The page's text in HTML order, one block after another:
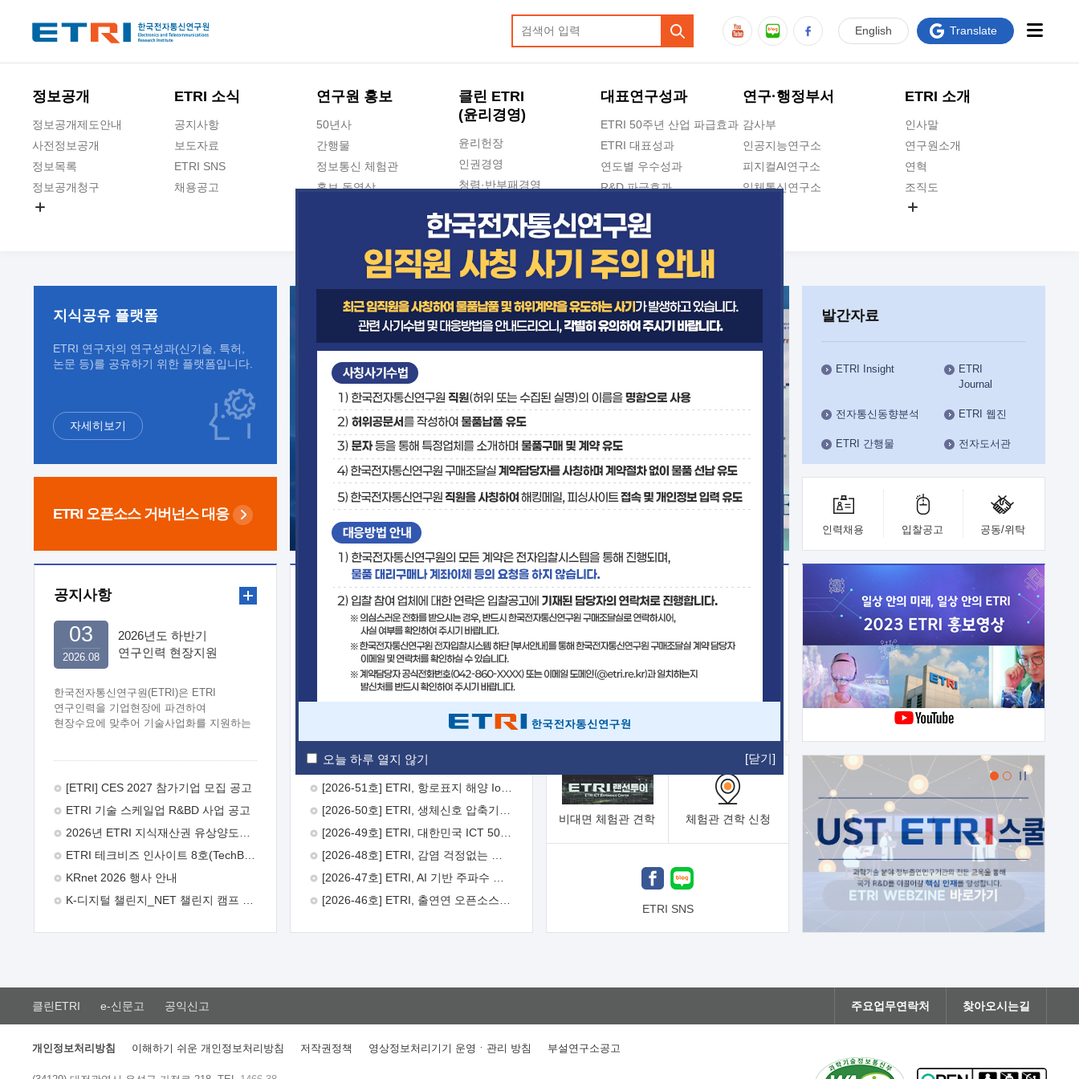
오늘 하루 열지 않기 [닫기]
정보공개
정보공개제도안내
사전정보공개
정보목록
정보공개청구
ETRI 소식
공지사항
보도자료
ETRI SNS
채용공고
연구원 홍보
50년사
간행물
정보통신 체험관
홍보 동영상
클린 ETRI
(윤리경영)
윤리헌장
인권경영
청렴·반부패경영
청렴포털 신고
수의계약 현황
부패징계 현황
감사결과공개
대표연구성과
ETRI 50주년 산업 파급효과
ETRI 대표성과
연도별 우수성과
R&D 파급효과
지식공유플랫폼
연구·행정부서
감사부
인공지능연구소
피지컬AI연구소
입체통신연구소
인공지능안전연구소
우주항공반도체전략연구단
대경권연구본부
호남권연구본부
기획본부
사업화본부
행정본부
대외협력부
ETRI 소개
인사말
연구원소개
연혁
조직도
ETRI CI
English Translate
지식공유 플랫폼
ETRI 연구자의 연구성과(신기술, 특허,
논문 등)를 공유하기 위한 플랫폼입니다.
자세히보기
ETRI 오픈소스 거버넌스 대응
발간자료
ETRI Insight
ETRI
Journal
전자통신동향분석 ETRI 웹진
ETRI 간행물 전자도서관
인력채용 입찰공고 공동/위탁
공지사항
2026년도 하반기
연구인력 현장지원
한국전자통신연구원(ETRI)은 ETRI
연구인력을 기업현장에 파견하여
현장수요에 맞추어 기술사업화를 지원하는
주시기 바랍니다. 2026년 8월
추진목적: ETRI 인력을 기업현장에 파견.
기술지원을 실시함으로써 ETRI 개발기술의
극대화하고, 지원기업을 강견기업으로
육성하고자 함.  신청자격: ETRI
ETRI 창업/연구소기업, 기술이전/출자기업
(2 ~ 3년차) 연봉의 40%  추진일정(1)
희망기업 신청/접수(2)희망인력-희망기업
매칭(3)현장조사/ 선정(심의)(4)협약체결
26일 9월초순 9월 중순 10월 이후*
2026.08
03
[ETRI] CES 2027 참가기업 모집 공고
ETRI 기술 스케일업 R&BD 사업 공고
ETRI 테크비즈 인사이트 8호(TechBiz Insight Vol.8) 발간
KRnet 2026 행사 안내
보도자료
[2026-52호] ETRI, ITU-T 자율주행차 국제표준화 주도한다
기술사업화플랫폼/기술이전
기술예고 중소기업 지원
보유특허 이전가능 기술
융합기술연구생산센터 반도체실험실
비대면 체험관 견학 체험관 견학 신청
ETRI SNS
클린ETRI e-신문고 공익신고 주요업무연락처 찾아오시는길
개인정보처리방침 이해하기 쉬운 개인정보처리방침 저작권정책 영상정보처리기기 운영ㆍ관리 방침 부설연구소공고